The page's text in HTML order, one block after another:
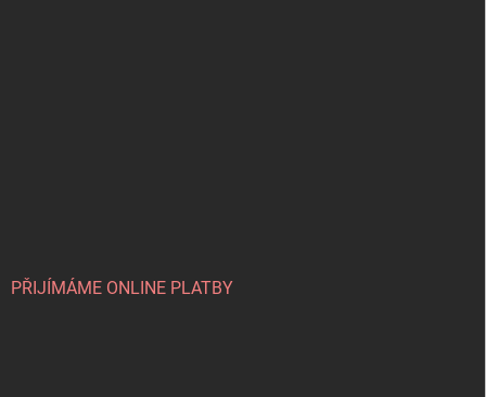
PŘIJÍMÁME ONLINE PLATBY